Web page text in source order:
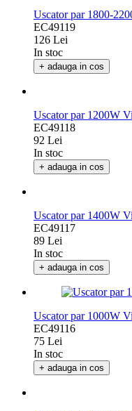
Uscator par 1800-
EC49119
126 Lei
In stoc
+ adauga in cos
Uscator par 1200W
EC49118
92 Lei
In stoc
+ adauga in cos
Uscator par 1400W
EC49117
89 Lei
In stoc
+ adauga in cos
Uscator par 1000W
EC49116
75 Lei
In stoc
+ adauga in cos